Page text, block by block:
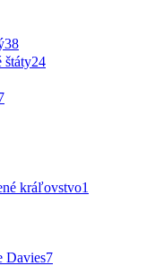
38
štáty24
kráľovstvo1
Davies7